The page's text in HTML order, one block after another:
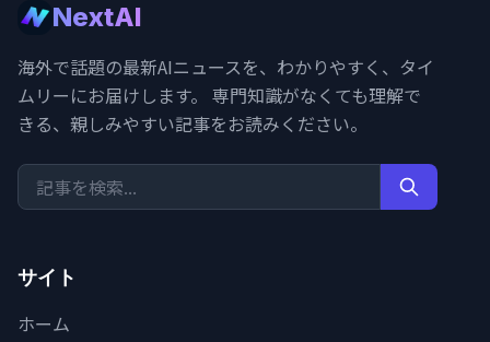
NextAI
海外で話題の最新AIニュースを、わかりやすく、タイ
ムリーにお届けします。 専門知識がなくても理解で
きる、親しみやすい記事をお読みください。
サイト
ホーム